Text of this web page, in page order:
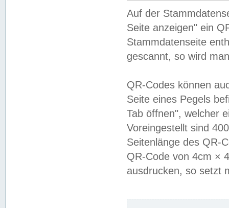
Auf der
Seite anzeigen" ein
Stammdatenseite
gescannt, so wird
QR-Codes können
Seite eines Pegels
Tab öffnen", welcher
Voreingestellt sind
Seitenlänge des QR-
QR-Code von 4cm ×
ausdrucken, so setzt